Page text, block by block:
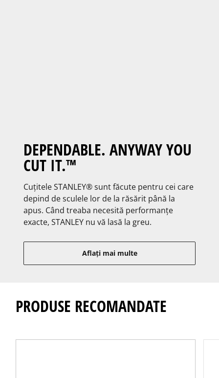
DEPENDABLE. ANYWAY YOU
CUT IT.™
Cuțitele STANLEY® sunt făcute pentru cei care
depind de sculele lor de la răsărit până la
apus. Când treaba necesită performanțe
exacte, STANLEY nu vă lasă la greu.
Aflați mai multe
PRODUSE RECOMANDATE